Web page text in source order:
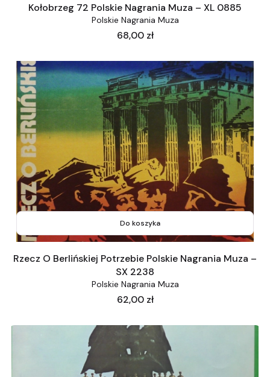
Kołobrzeg 72 Polskie Nagrania Muza – XL 0885
Polskie Nagrania Muza
Cena
68,00 zł
Do koszyka
Rzecz O Berlińskiej Potrzebie Polskie Nagrania Muza –
SX 2238
Polskie Nagrania Muza
Cena
62,00 zł